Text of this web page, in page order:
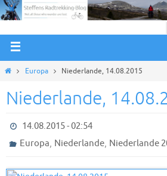
Europa Niederlande, 14.08.2015
Niederlande,
14.08.2015 - 02:54
Europa, Niederlande, Niederlande